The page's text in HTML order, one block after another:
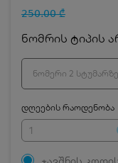
250.00 ₾
ნომრის ტიპის
ნომერი 2
დღეების რაოდენობა